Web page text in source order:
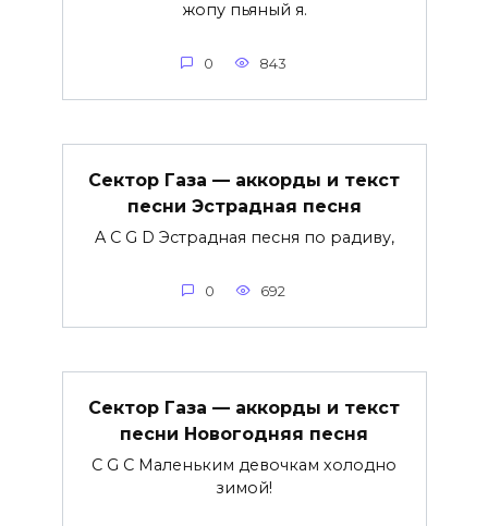
жопу пьяный я.
0 843
Сектор Газа — аккорды и текст
песни Эстрадная песня
A C G D Эстрадная песня по радиву,
0 692
Сектор Газа — аккорды и текст
песни Новогодняя песня
C G C Маленьким девочкам холодно
зимой!